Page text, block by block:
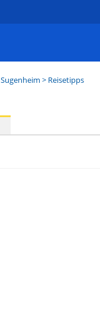
Sugenheim > Reisetipps